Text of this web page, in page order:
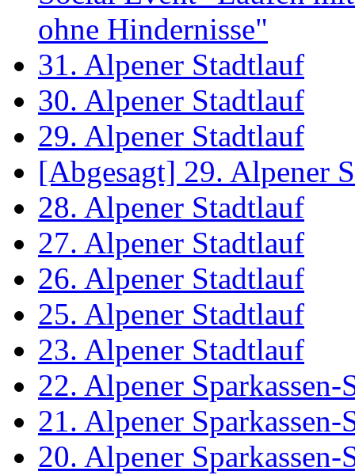
ohne Hindernisse"
31. Alpener Stadtlauf
30. Alpener Stadtlauf
29. Alpener Stadtlauf
[Abgesagt] 29. Alpener
28. Alpener Stadtlauf
27. Alpener Stadtlauf
26. Alpener Stadtlauf
25. Alpener Stadtlauf
23. Alpener Stadtlauf
22. Alpener Sparkassen-
21. Alpener Sparkassen-
20. Alpener Sparkassen-